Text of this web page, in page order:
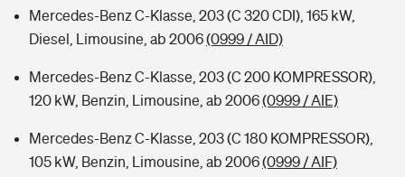
Mercedes-Benz C-Klasse, 203 (C 320 CDI), 165 kW,
Diesel, Limousine, ab 2006(0999 / AID)
Mercedes-Benz C-Klasse, 203 (C 200 KOMPRESSOR),
120 kW, Benzin, Limousine, ab 2006(0999 / AIE)
Mercedes-Benz C-Klasse, 203 (C 180 KOMPRESSOR),
105 kW, Benzin, Limousine, ab 2006(0999 / AIF)